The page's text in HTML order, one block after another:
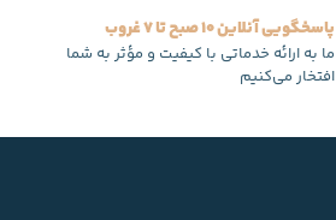
پاسخگویی آنلاین 10 صبح تا 7 غروب
ما به ارائه خدماتی با کیفیت و مؤثر به شما
افتخار می‌کنیم